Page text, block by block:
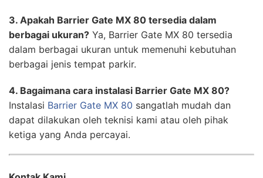
3. Apakah Barrier Gate MX 80 tersedia dalam
berbagai ukuran? Ya, Barrier Gate MX 80 tersedia
dalam berbagai ukuran untuk memenuhi kebutuhan
berbagai jenis tempat parkir.
4. Bagaimana cara instalasi Barrier Gate MX 80?
Instalasi Barrier Gate MX 80 sangatlah mudah dan
dapat dilakukan oleh teknisi kami atau oleh pihak
ketiga yang Anda percayai.